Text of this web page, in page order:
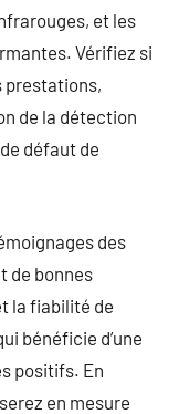
et les
Vérifiez si
prestations,
de la détection
défaut de
des
de bonnes
la fiabilité de
bénéficie d’une
positifs. En
en mesure